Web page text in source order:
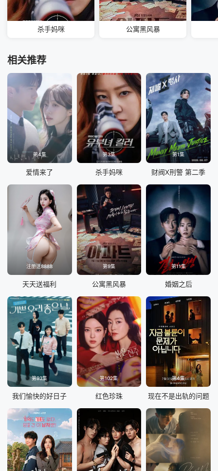
杀手妈咪 公寓黑风暴
相关推荐
第4集
爱情来了
第3集
杀手妈咪
第1集
财阀X刑警 第二季
注册送8888
天天送福利
第9集
公寓黑风暴
第11集
婚姻之后
第93集
我们愉快的好日子
第102集
红色珍珠
第4集
现在不是出轨的问题